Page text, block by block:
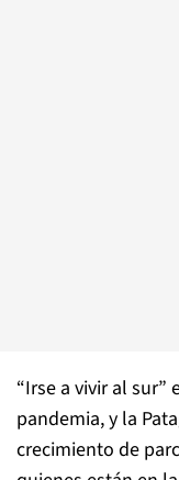
“Irse a vivir al sur”
pandemia, y la
crecimiento de